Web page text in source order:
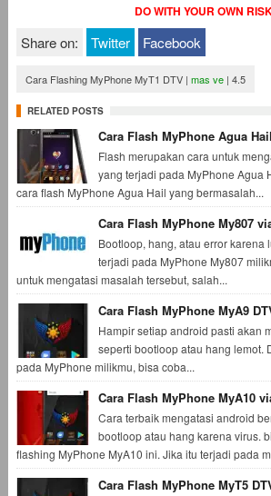
DO WITH YOUR OWN
Share on: Twitter Facebook
Cara Flashing MyPhone MyT1 DTV| mas ve | 4.5
RELATED POSTS
Cara Flash MyPhone Agua
Flash merupakan cara untuk
yang terjadi pada MyPhone Agua
cara flash MyPhone Agua Hail yang bermasalah...
Cara Flash MyPhone My807
Bootloop, hang, atau error karena
terjadi pada MyPhone My807
untuk mengatasi masalah tersebut, salah...
Cara Flash MyPhone MyA9
Hampir setiap android pasti akan
seperti bootloop atau hang lemot.
pada MyPhone milikmu, bisa coba...
Cara Flash MyPhone MyA10
Cara terbaik mengatasi android
bootloop atau hang karena virus.
flashing MyPhone MyA10 ini. Jika itu terjadi pada
Cara Flash MyPhone MyT5